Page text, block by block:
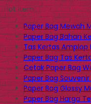
Hot Item
Paper Bag Mewah
Paper Bag Bahan
Tas Kertas Amplop
Paper Bag Tas
Cetak Paper Bag
Paper Bag
Paper Bag Glossy
Paper Bag Harga